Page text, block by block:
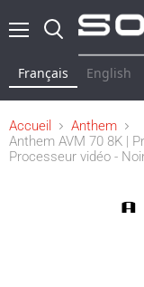
Français English
Accueil
Anthem
Anthem AVM 70 8K |
Processeur vidéo -